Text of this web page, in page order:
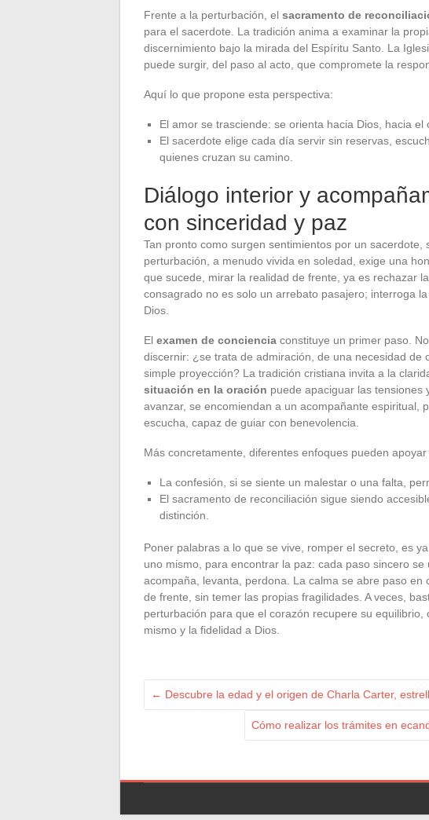
Frente a la perturbación, el sacramento de
para el sacerdote. La tradición anima a examinar la
discernimiento bajo la mirada del Espíritu Santo. La
puede surgir, del paso al acto, que compromete la
Aquí lo que propone esta perspectiva:
El amor se trasciende: se orienta hacia Dios, hacia
El sacerdote elige cada día servir sin reservas,
quienes cruzan su camino.
Diálogo interior y
con sinceridad y paz
Tan pronto como surgen sentimientos por un sacerdote,
perturbación, a menudo vivida en soledad, exige una
que sucede, mirar la realidad de frente, ya es rechazar
consagrado no es solo un arrebato pasajero; interroga
Dios.
El examen de conciencia constituye un primer paso.
discernir: ¿se trata de admiración, de una necesidad de
simple proyección? La tradición cristiana invita a la
situación en la oración puede apaciguar las tensiones
avanzar, se encomiendan a un acompañante espiritual,
escucha, capaz de guiar con benevolencia.
Más concretamente, diferentes enfoques pueden
La confesión, si se siente un malestar o una falta,
El sacramento de reconciliación sigue siendo
distinción.
Poner palabras a lo que se vive, romper el secreto, es
uno mismo, para encontrar la paz: cada paso sincero
acompaña, levanta, perdona. La calma se abre paso
de frente, sin temer las propias fragilidades. A veces,
perturbación para que el corazón recupere su
mismo y la fidelidad a Dios.
← Descubre la edad y el origen de Charla Carter,
Cómo realizar los trámites en